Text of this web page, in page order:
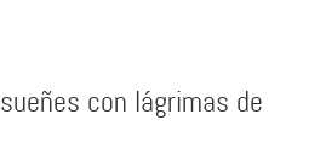
con lágrimas de